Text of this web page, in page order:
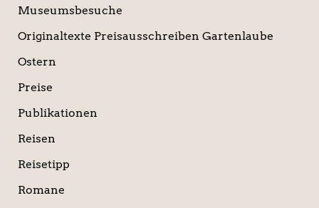
Museumsbesuche
Originaltexte Preisausschreiben Gartenlaube
Ostern
Preise
Publikationen
Reisen
Reisetipp
Romane